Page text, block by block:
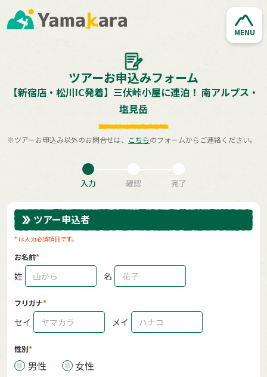
MENU
ツアーお申込みフォーム
【新宿店・松川IC発着】三伏峠小屋に連泊！ 南アルプス・
塩見岳
※ツアーお申込み以外のお問合せは、 こちらのフォームからご連絡ください。
入力 確認 完了
ツアー申込者
* は入力必須項目です。
お名前
姓 名
フリガナ
セイ メイ
性別
男性 女性